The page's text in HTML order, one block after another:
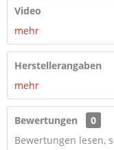
Video
mehr
Herstellerangaben
mehr
Bewertungen
0
Bewertungen lesen,